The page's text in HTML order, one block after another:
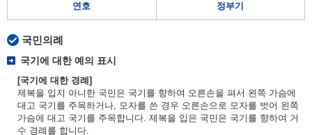
연호 정부기
국민의례
국기에 대한 예의 표시
[국기에 대한 경례]
제복을 입지 아니한 국민은 국기를 향하여 오른손을 펴서 왼쪽 가슴에
대고 국기를 주목하거나, 모자를 쓴 경우 오른손으로 모자를 벗어 왼쪽
가슴에 대고 국기를 주목합니다. 제복을 입은 국민은 국기를 향하여 거
수 경례를 합니다.